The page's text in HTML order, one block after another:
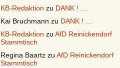
KB-Redaktion zu DANK ! …
Kai Bruchmann zu DANK ! …
KB-Redaktion zu AfD Reinickendorf
Stammtisch
Regina Baartz zu AfD Reinickendorf
Stammtisch